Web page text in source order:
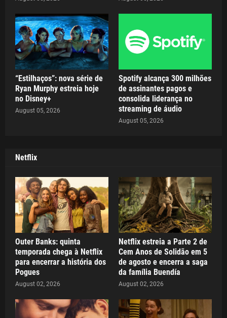
“Estilhaços”: nova série de
Ryan Murphy estreia hoje
no Disney+
August 05, 2026
Spotify alcança 300 milhões
de assinantes pagos e
consolida liderança no
streaming de áudio
August 05, 2026
Netflix
Outer Banks: quinta
temporada chega à Netflix
para encerrar a história dos
Pogues
August 02, 2026
Netflix estreia a Parte 2 de
Cem Anos de Solidão em 5
de agosto e encerra a saga
da família Buendía
August 02, 2026